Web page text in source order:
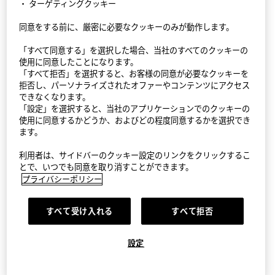
StyleHint アプリ
利用規約
プライバシーポリシー（外部送信ポリシーを含む）
サイトマップ
お問い合わせ
会社概要
©FAST RETAILING CO., LTD.
・ ターゲティングクッキー
同意をする前に、厳密に必要なクッキーのみが動作します。
「すべて同意する」を選択した場合、当社のすべてのクッキーの
使用に同意したことになります。
「すべて拒否」を選択すると、お客様の同意が必要なクッキーを
拒否し、パーソナライズされたオファーやコンテンツにアクセス
できなくなります。
「設定」を選択すると、当社のアプリケーションでのクッキーの
使用に同意するかどうか、およびどの程度同意するかを選択でき
ます。
利用者は、サイドバーのクッキー設定のリンクをクリックするこ
とで、いつでも同意を取り消すことができます。
プライバシーポリシー
すべて受け入れる すべて拒否
設定